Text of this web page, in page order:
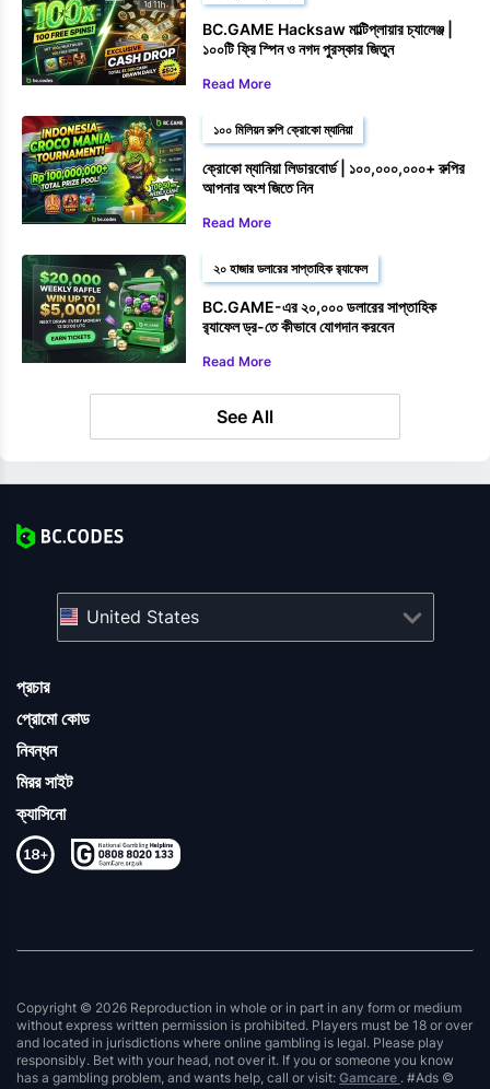
BC.GAME Hacksaw মাল্টিপ্লায়ার চ্যালেঞ্জ |
১০০টি ফ্রি স্পিন ও নগদ পুরস্কার জিতুন
Read More
১০০ মিলিয়ন রুপি ক্রোকো ম্যানিয়া
ক্রোকো ম্যানিয়া লিডারবোর্ড | ১০০,০০০,০০০+ রুপির
আপনার অংশ জিতে নিন
Read More
২০ হাজার ডলারের সাপ্তাহিক র‍্যাফেল
BC.GAME-এর ২০,০০০ ডলারের সাপ্তাহিক
র‍্যাফেল ড্র-তে কীভাবে যোগদান করবেন
Read More
See All
প্রচার
প্রোমো কোড
নিবন্ধন
মিরর সাইট
ক্যাসিনো
United States
Copyright © 2026 Reproduction in whole or in part in any form or medium
without express written permission is prohibited. Players must be 18 or over
and located in jurisdictions where online gambling is legal. Please play
responsibly. Bet with your head, not over it. If you or someone you know
has a gambling problem, and wants help, call or visit: Gamcare . #Ads ©